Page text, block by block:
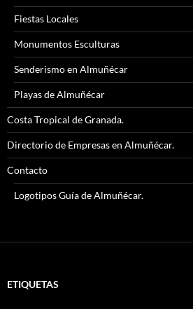
Fiestas Locales
Monumentos Esculturas
Senderismo en Almuñécar
Playas de Almuñécar
Costa Tropical de Granada.
Directorio de Empresas en Almuñécar.
Contacto
Logotipos Guía de Almuñécar.
ETIQUETAS